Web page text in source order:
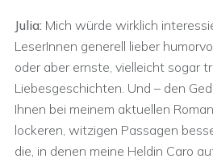
Julia: Mich würde wirklich
LeserInnen generell lieber
oder aber ernste, vielleicht sogar
Liebesgeschichten. Und – den
Ihnen bei meinem aktuellen
lockeren, witzigen Passagen
die, in denen meine Heldin Caro